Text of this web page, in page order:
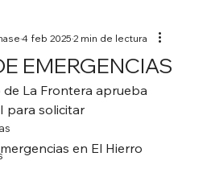
EMERGENCIAS
4 feb 20252 min de lectura
La Frontera aprueba
para solicitar
en El Hierro